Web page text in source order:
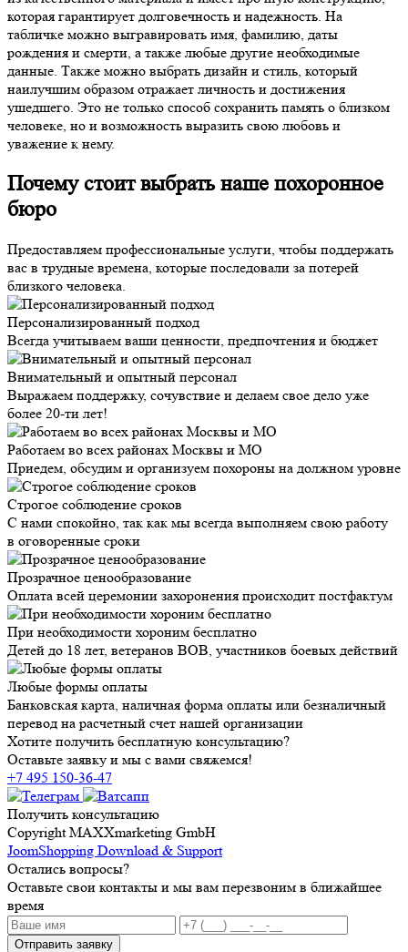
которая гарантирует долговечность и надежность. На
табличке можно выгравировать имя, фамилию, даты
рождения и смерти, а также любые другие необходимые
данные. Также можно выбрать дизайн и стиль, который
наилучшим образом отражает личность и достижения
ушедшего. Это не только способ сохранить память о близком
человеке, но и возможность выразить свою любовь и
уважение к нему.
Почему стоит выбрать наше похоронное
бюро
Предоставляем профессиональные услуги, чтобы поддержать
вас в трудные времена, которые последовали за потерей
близкого человека.
Персонализированный подход
Всегда учитываем ваши ценности, предпочтения и бюджет
Внимательный и опытный персонал
Выражаем поддержку, сочувствие и делаем свое дело уже
более 20-ти лет!
Работаем во всех районах Москвы и МО
Приедем, обсудим и организуем похороны на должном уровне
Строгое соблюдение сроков
С нами спокойно, так как мы всегда выполняем свою работу
в оговоренные сроки
Прозрачное ценообразование
Оплата всей церемонии захоронения происходит постфактум
При необходимости хороним бесплатно
Детей до 18 лет, ветеранов ВОВ, участников боевых действий
Любые формы оплаты
Банковская карта, наличная форма оплаты или безналичный
перевод на расчетный счет нашей организации
Хотите получить бесплатную консультацию?
Оставьте заявку и мы с вами свяжемся!
+7 495 150-36-47
Получить консультацию
Copyright MAXXmarketing GmbH
JoomShopping Download & Support
Остались вопросы?
Оставьте свои контакты и мы вам перезвоним в ближайшее
время
Отправить заявку